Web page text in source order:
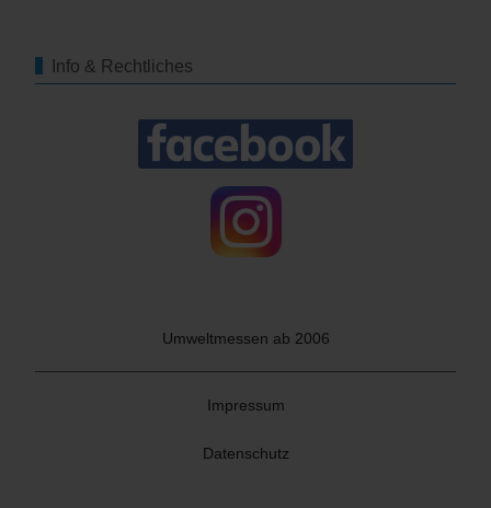
Info & Rechtliches
Umweltmessen ab 2006
Impressum
Datenschutz